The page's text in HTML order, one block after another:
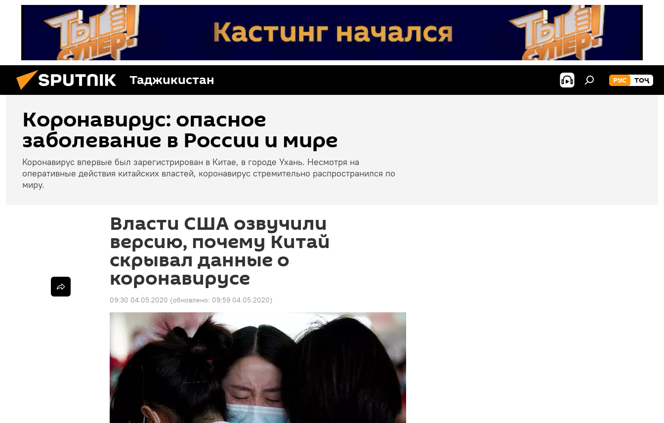
Таджикистан РУС ТОҶ
Коронавирус: опасное
заболевание в России и мире
Коронавирус впервые был зарегистрирован в Китае, в городе Ухань. Несмотря на
оперативные действия китайских властей, коронавирус стремительно распространился по
миру.
Власти США озвучили
версию, почему Китай
скрывал данные о
коронавирусе
09:30 04.05.2020 (обновлено: 09:59 04.05.2020)